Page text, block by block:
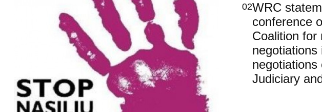
02WRC
conference
Coalition for
negotiations
Judiciary